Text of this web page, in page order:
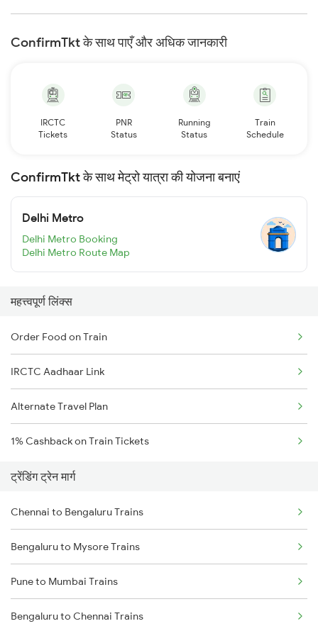
ConfirmTkt के साथ पाएँ और अधिक जानकारी
IRCTC
Tickets
PNR
Status
Running
Status
Train
Schedule
ConfirmTkt के साथ मेट्रो यात्रा की योजना बनाएं
Delhi Metro
Delhi Metro Booking
Delhi Metro Route Map
महत्त्वपूर्ण लिंक्स
Order Food on Train
IRCTC Aadhaar Link
Alternate Travel Plan
1% Cashback on Train Tickets
ट्रेंडिंग ट्रेन मार्ग
Chennai to Bengaluru Trains
Bengaluru to Mysore Trains
Pune to Mumbai Trains
Bengaluru to Chennai Trains